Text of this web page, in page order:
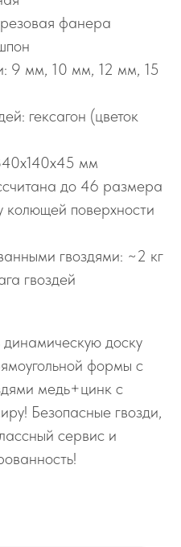
фанера
9 мм, 10 мм, 12 мм, 15
гексагон (цветок
мм
до 46 размера
колющей поверхности
гвоздями: ~2 кг
гвоздей
доску
формы с
медь+цинк с
Безопасные гвозди,
сервис и